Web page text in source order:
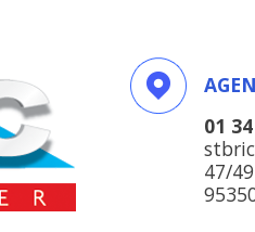
01
47/